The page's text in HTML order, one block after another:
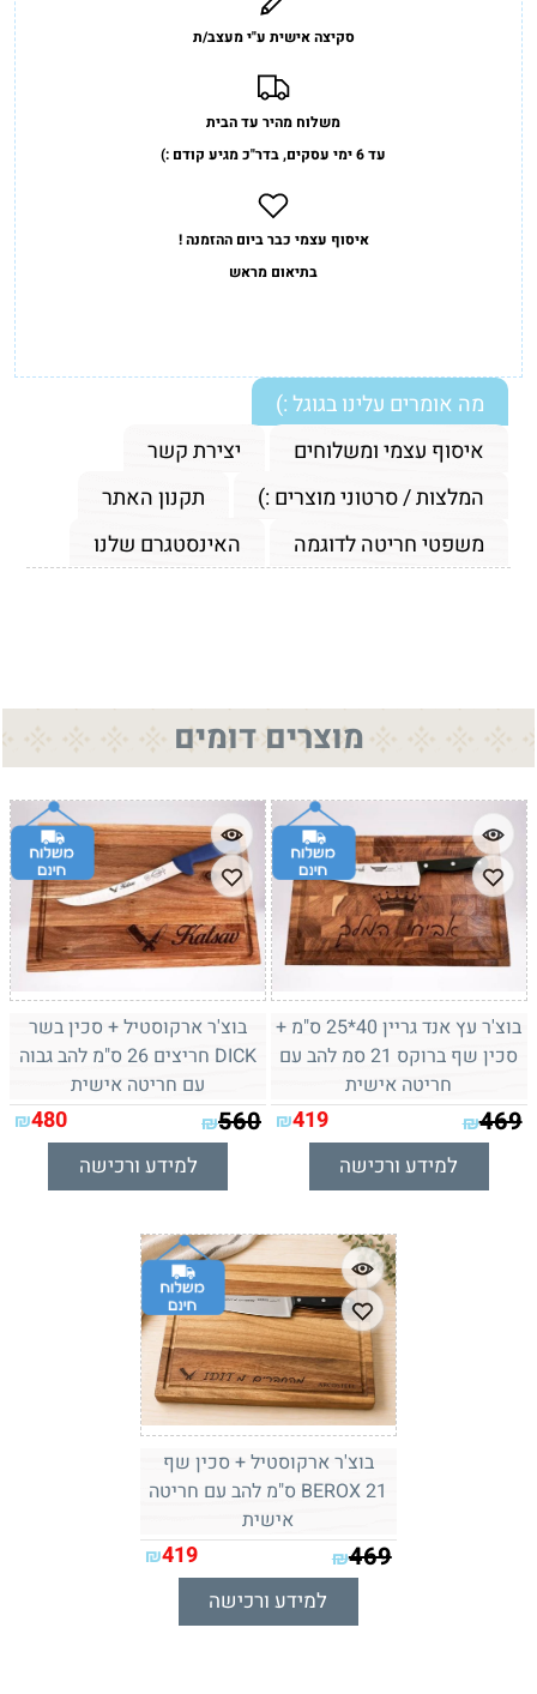
סקיצה אישית ע"י מעצב/ת
משלוח מהיר עד הבית
עד 6 ימי עסקים, בדר"כ מגיע קודם :)
איסוף עצמי כבר ביום ההזמנה !
בתיאום מראש
מה אומרים עלינו בגוגל :)
איסוף עצמי ומשלוחים
יצירת קשר
המלצות / סרטוני מוצרים :)
תקנון האתר
משפטי חריטה לדוגמה
האינסטגרם שלנו
מוצרים דומים
בוצ'ר עץ אנד גריין 40*25 ס"מ +
סכין שף ברוקס 21 סמ להב עם
חריטה אישית
₪469
₪419
למידע ורכישה
בוצ'ר ארקוסטיל + סכין בשר
DICK חריצים 26 ס"מ להב גבוה
עם חריטה אישית
₪560
₪480
למידע ורכישה
בוצ'ר ארקוסטיל + סכין שף
BEROX 21 ס"מ להב עם חריטה
אישית
₪469
₪419
למידע ורכישה